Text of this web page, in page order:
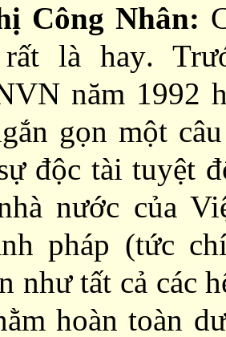
Công Nhân:
rất làhay.
năm 1992
gọn một
độc tài tuyệt
nước của
pháp (tức
như tất cả các
hoàn toàn